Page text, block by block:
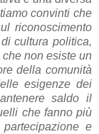
convinti che
riconoscimento
cultura politica,
non esiste un
della comunità
esigenze dei
saldo il
che fanno più
e